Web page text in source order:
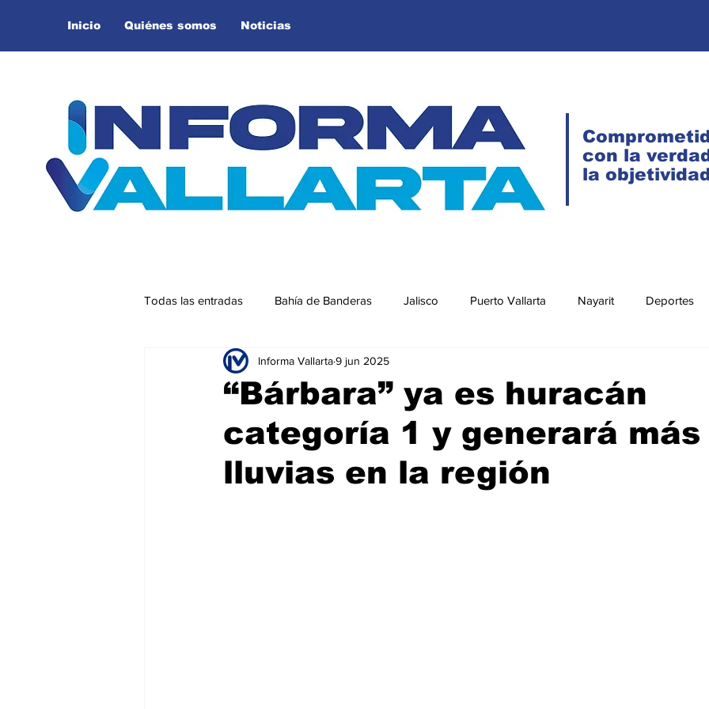
Inicio Quiénes somos Noticias
con la
la
Todas las entradas Bahía de Banderas Jalisco Puerto Vallarta Nayarit Deportes
Educación Seguridad Turismo
Bienes y Raíces Historias de Éxito
“Bárbara” ya es huracán
categoría 1 y generará más
lluvias en la región
Informa Vallarta9 jun 2025